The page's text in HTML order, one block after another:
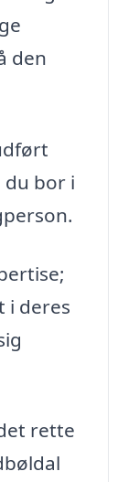
den
bor i
i deres
rette